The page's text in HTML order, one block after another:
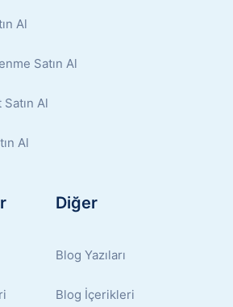
Al
Satın Al
Al
Al
Diğer
Blog Yazıları
Blog İçerikleri